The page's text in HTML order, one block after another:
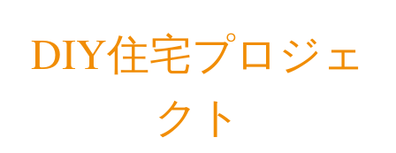
DIY住宅プロジェ
クト